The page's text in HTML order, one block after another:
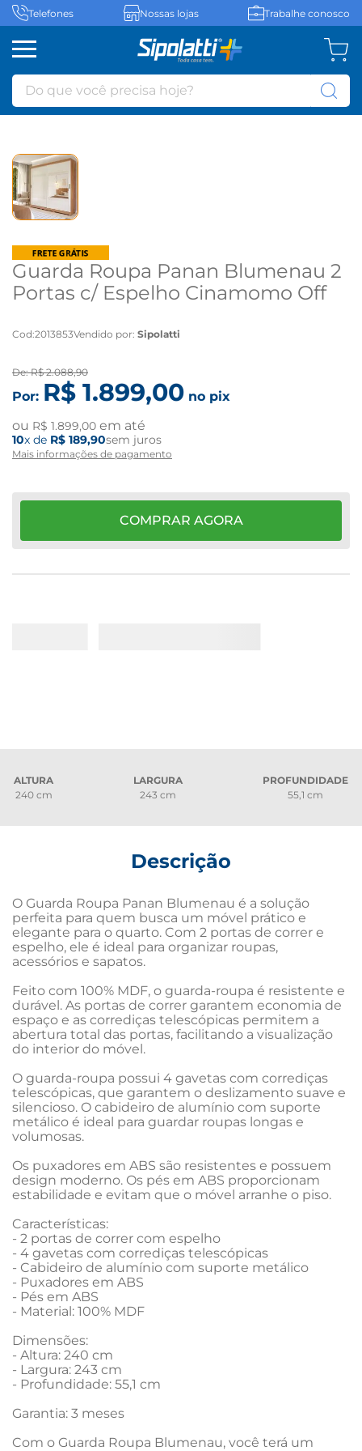
Telefones Nossas lojas Trabalhe conosco
Do que você precisa hoje?
Guarda Roupa Panan Blumenau 2
Portas c/ Espelho Cinamomo Off
Cod:2013853Vendido por: Sipolatti
De:R$ 2.088,90
Por: R$ 1.899,00 no pix
ou R$ 1.899,00 em até
10x de R$ 189,90sem juros
Mais informações de pagamento
COMPRAR AGORA
ALTURA
240 cm
LARGURA
243 cm
PROFUNDIDADE
55,1 cm
Descrição
O Guarda Roupa Panan Blumenau é a solução
perfeita para quem busca um móvel prático e
elegante para o quarto. Com 2 portas de correr e
espelho, ele é ideal para organizar roupas,
acessórios e sapatos.
Feito com 100% MDF, o guarda-roupa é resistente e
durável. As portas de correr garantem economia de
espaço e as corrediças telescópicas permitem a
abertura total das portas, facilitando a visualização
do interior do móvel.
O guarda-roupa possui 4 gavetas com corrediças
telescópicas, que garantem o deslizamento suave e
silencioso. O cabideiro de alumínio com suporte
metálico é ideal para guardar roupas longas e
volumosas.
Os puxadores em ABS são resistentes e possuem
design moderno. Os pés em ABS proporcionam
estabilidade e evitam que o móvel arranhe o piso.
Características:
- 2 portas de correr com espelho
- 4 gavetas com corrediças telescópicas
- Cabideiro de alumínio com suporte metálico
- Puxadores em ABS
- Pés em ABS
- Material: 100% MDF
Dimensões:
- Altura: 240 cm
- Largura: 243 cm
- Profundidade: 55,1 cm
Garantia: 3 meses
Com o Guarda Roupa Blumenau, você terá um